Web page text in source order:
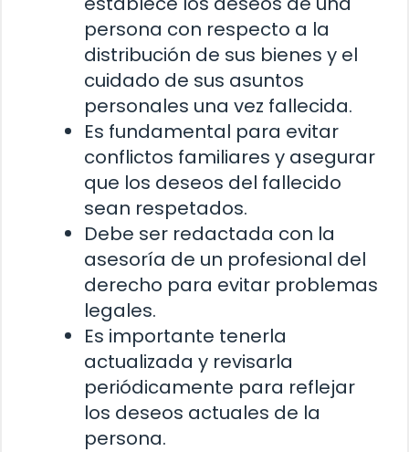
persona con respecto a la
distribución de sus bienes y el
cuidado de sus asuntos
personales una vez fallecida.
Es fundamental para evitar
conflictos familiares y asegurar
que los deseos del fallecido
sean respetados.
Debe ser redactada con la
asesoría de un profesional del
derecho para evitar problemas
legales.
Es importante tenerla
actualizada y revisarla
periódicamente para reflejar
los deseos actuales de la
persona.